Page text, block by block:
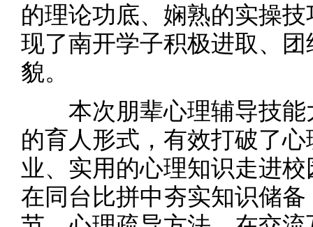
的理论功底、娴熟的实操
现了南开学子积极进取、
貌。
本次朋辈心理辅导技能
的育人形式，有效打破了
业、实用的心理知识走进
在同台比拼中夯实知识储